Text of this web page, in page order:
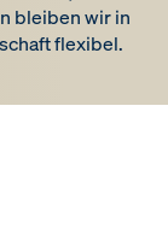
bleiben wir in
flexibel.